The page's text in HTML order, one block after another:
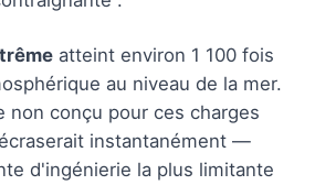
atteint environ 1 100 fois
au niveau de la mer.
non conçu pour ces charges
instantanément —
d'ingénierie la plus limitante